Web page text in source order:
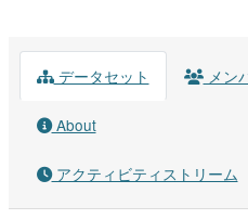
データセット メン
About
アクティビティストリーム